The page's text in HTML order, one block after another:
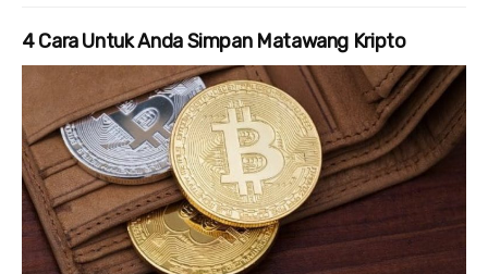
4 Cara Untuk Anda Simpan Matawang Kripto